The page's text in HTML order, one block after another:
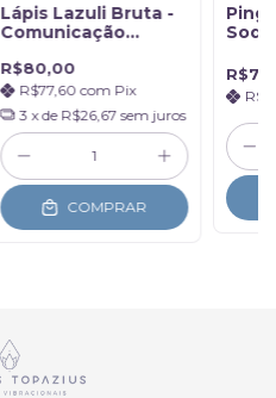
Lápis Lazuli Bruta -
Comunicação
R$80,00
R$77,60com Pix
3 x de R$26,67 sem juros
COMPRAR